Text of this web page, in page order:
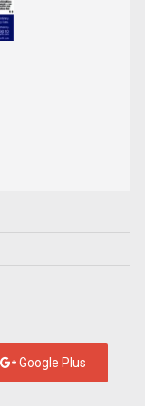
Google Plus